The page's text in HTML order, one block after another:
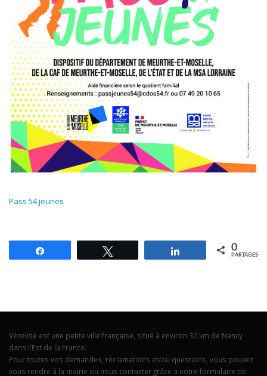
Pass 54 jeunes
Partagez 0
PARTAGES
Vézelise est une petite ville française, situé à environ 30 km de Nancy
dans l'Est de la France.
Pour toutes vos demandes, réclamations et/ou questions, vous pouvez
vous rendre à la mairie ou nous contacter grâce a notre formulaire de